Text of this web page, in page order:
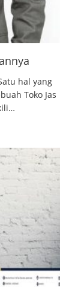
hal yang
Toko Jas